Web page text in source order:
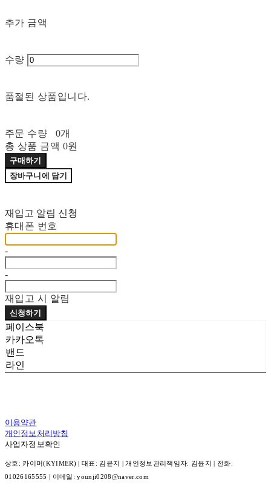
추가 금액
수량
품절된 상품입니다.
주문 수량
0개
총 상품 금액 0원
구매하기
장바구니에 담기
재입고 알림 신청
휴대폰 번호
-
-
재입고 시 알림
신청하기
페이스북
카카오톡
밴드
라인
이용약관
개인정보처리방침
사업자정보확인
상호: 카이머(KYIMER) | 대표: 김윤지 | 개인정보관리책임자: 김윤지 | 전화:
01026165555 | 이메일: younji0208@naver.com